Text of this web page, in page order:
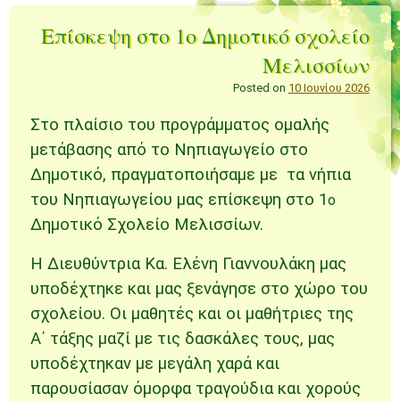
Επίσκεψη στο 1ο Δημοτικό σχολείο
Μελισσίων
Posted on 10 Ιουνίου 2026
Στο πλαίσιο του προγράμματος ομαλής
μετάβασης από το Νηπιαγωγείο στο
Δημοτικό, πραγματοποιήσαμε με τα νήπια
του Νηπιαγωγείου μας επίσκεψη στο 1ο
Δημοτικό Σχολείο Μελισσίων.
Η Διευθύντρια Κα. Ελένη Γιαννουλάκη μας
υποδέχτηκε και μας ξενάγησε στο χώρο του
σχολείου. Οι μαθητές και οι μαθήτριες της
Α΄ τάξης μαζί με τις δασκάλες τους, μας
υποδέχτηκαν με μεγάλη χαρά και
παρουσίασαν όμορφα τραγούδια και χορούς